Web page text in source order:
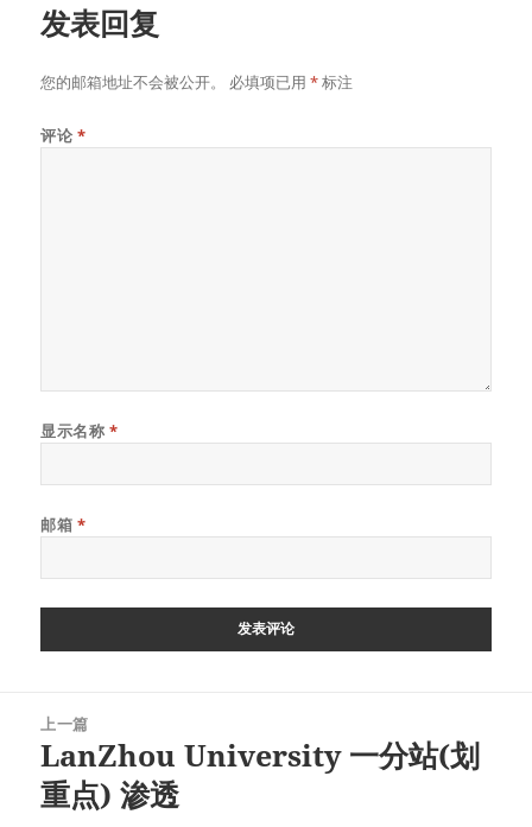
发表回复
您的邮箱地址不会被公开。 必填项已用*标注
评论*
显示名称*
邮箱*
上一篇
上
篇
文
LanZhou University 一分站(划
重点) 渗透